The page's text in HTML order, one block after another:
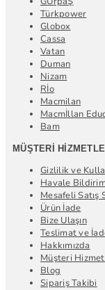
Türkpower
Globox
Cassa
Vatan
Duman
Nizam
Rİo
Macmilan
Macmİllan
Bam
MÜŞTERI
Gizlilik ve
Havale
Mesafeli Satış
Ürün İade
Bize Ulaşın
Teslimat ve
Hakkımızda
Müşteri
Blog
Sipariş Takibi